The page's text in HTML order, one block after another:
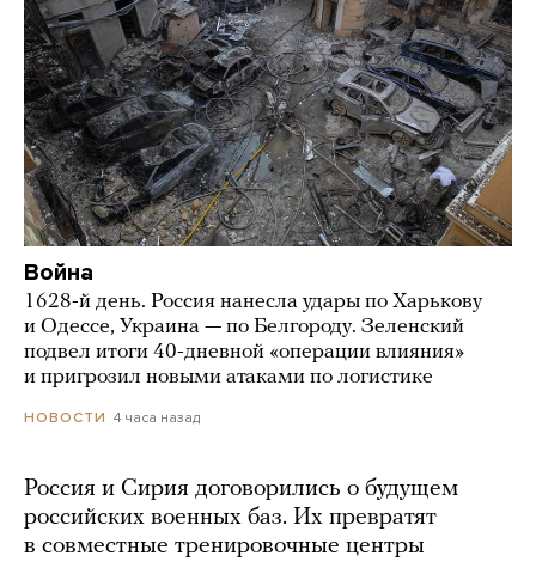
Война
1628-й день. Россия нанесла удары по Харькову
и Одессе, Украина — по Белгороду. Зеленский
подвел итоги 40-дневной «операции влияния»
и пригрозил новыми атаками по логистике
НОВОСТИ 4 часа назад
Россия и Сирия договорились о будущем
российских военных баз. Их превратят
в совместные тренировочные центры